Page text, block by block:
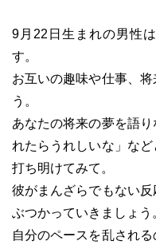
9月22日生まれの男性
す。
お互いの趣味や仕事、
う。
あなたの将来の夢を語
れたらうれしいな」な
打ち明けてみて。
彼がまんざらでもない
ぶつかっていきましょう
自分のペースを乱され